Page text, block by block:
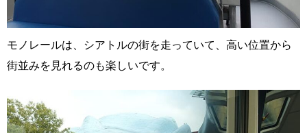
モノレールは、シアトルの街を走っていて、高い位置から
街並みを見れるのも楽しいです。